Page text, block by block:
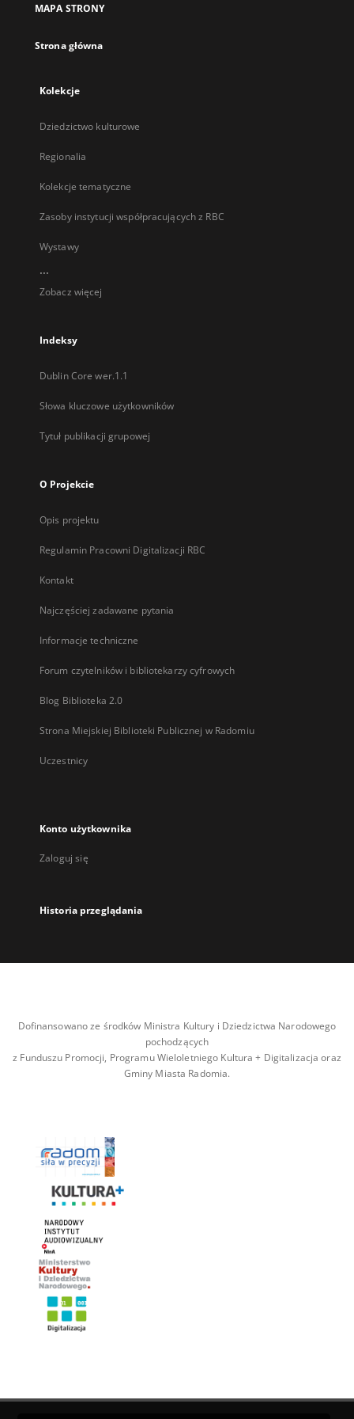
karcie
MAPA STRONY
Strona główna
Kolekcje
Dziedzictwo kulturowe
Regionalia
Kolekcje tematyczne
Zasoby instytucji współpracujących z RBC
Wystawy
...
Zobacz więcej
Indeksy
Dublin Core wer.1.1
Słowa kluczowe użytkowników
Tytuł publikacji grupowej
O Projekcie
Opis projektu
Regulamin Pracowni Digitalizacji RBC
Kontakt
Najczęściej zadawane pytania
Informacje techniczne
Forum czytelników i bibliotekarzy cyfrowych
Blog Biblioteka 2.0
Strona Miejskiej Biblioteki Publicznej w Radomiu
Uczestnicy
Konto użytkownika
Zaloguj się
Historia przeglądania
Dofinansowano ze środków Ministra Kultury i Dziedzictwa Narodowego
pochodzących
z Funduszu Promocji, Programu Wieloletniego Kultura + Digitalizacja oraz
Gminy Miasta Radomia.